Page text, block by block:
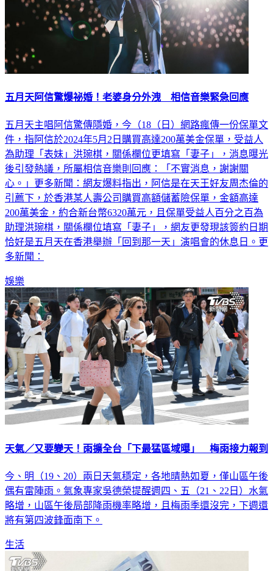
五月天阿信驚爆祕婚！老婆身分外洩 相信音樂緊急回應
五月天主唱阿信驚傳隱婚，今（18（日）網路瘋傳一份保單文
件，指阿信於2024年5月2日購買高達200萬美金保單，受益人
為助理「表妹」洪琬棋，關係欄位更填寫「妻子」，消息曝光
後引發熱議，所屬相信音樂則回應：「不實消息，謝謝關
心。」更多新聞：網友爆料指出，阿信是在天王好友周杰倫的
引薦下，於香港某人壽公司購買高額儲蓄險保單，金額高達
200萬美金，約合新台幣6320萬元，且保單受益人百分之百為
助理洪琬棋，關係欄位填寫「妻子」，網友更發現該簽約日期
恰好是五月天在香港舉辦「回到那一天」演唱會的休息日。更
多新聞：
娛樂
天氣／又要變天！雨擴全台「下最猛區域曝」 梅雨接力報到
今、明（19、20）兩日天氣穩定，各地晴熱如夏，僅山區午後
偶有雷陣雨。氣象專家吳德榮提醒週四、五（21、22日）水氣
略增，山區午後局部降雨機率略增，且梅雨季還沒完，下週還
將有第四波鋒面南下。
生活